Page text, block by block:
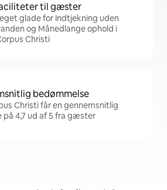
til gæster
glade for Indtjekning uden
og Månedlange ophold i
Christi
bedømmelse
Christi får en gennemsnitlig
på 4,7 ud af 5 fra gæster